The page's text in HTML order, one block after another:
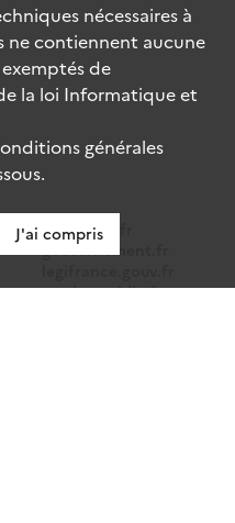
data.gouv.fr
gouvernement.fr
service-public.fr
nécessaires à
ne contiennent aucune
de
la loi Informatique et
générales
J'ai compris